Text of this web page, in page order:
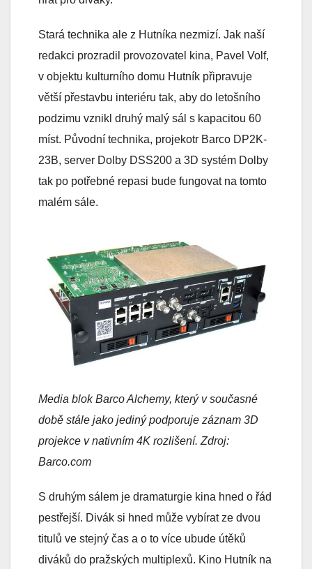
Stará technika ale z Hutníka nezmizí. Jak naší
redakci prozradil provozovatel kina, Pavel Volf,
v objektu kulturního domu Hutník připravuje
větší přestavbu interiéru tak, aby do letošního
podzimu vznikl druhý malý sál s kapacitou 60
míst. Původní technika, projekotr Barco DP2K-
23B, server Dolby DSS200 a 3D systém Dolby
tak po potřebné repasi bude fungovat na tomto
malém sále.
Media blok Barco Alchemy, který v současné
době stále jako jediný podporuje záznam 3D
projekce v nativním 4K rozlišení. Zdroj:
Barco.com
S druhým sálem je dramaturgie kina hned o řád
pestřejší. Divák si hned může vybírat ze dvou
titulů ve stejný čas a o to více ubude útěků
diváků do pražských multiplexů. Kino Hutník na